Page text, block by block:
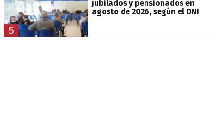
5
jubilados y pensionados en
agosto de 2026, según el DNI